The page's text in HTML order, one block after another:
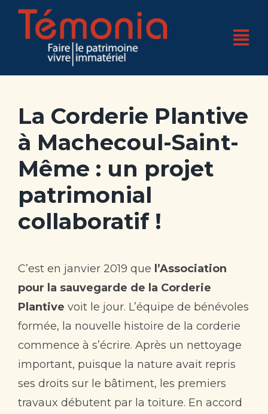
Skip
Accueil
Qui sommes-nous ?
4 pôles d’expertises
Nos réalisations
Nos actualités
Nos bases
Contact
La Corderie Plantive
à Machecoul-Saint-
Même : un projet
patrimonial
collaboratif !
C’est en janvier 2019 que l’Association
pour la sauvegarde de la Corderie
Plantive voit le jour. L’équipe de bénévoles
formée, la nouvelle histoire de la corderie
commence à s’écrire. Après un nettoyage
important, puisque la nature avait repris
ses droits sur le bâtiment, les premiers
travaux débutent par la toiture. En accord